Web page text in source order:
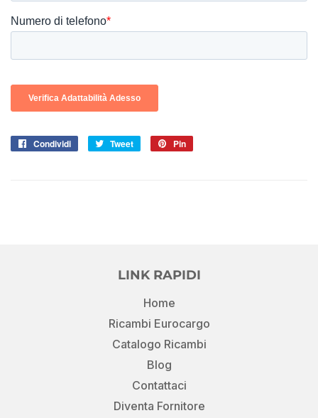
Condividi
CondividiTweet
Twitta
Pin
LINK RAPIDI
Home
Ricambi Eurocargo
Catalogo Ricambi
Blog
Contattaci
Diventa Fornitore